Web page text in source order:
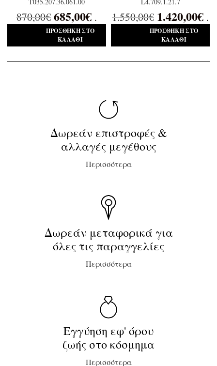
870,00€ 685,00€ .
ΠΡΟΣΘΉΚΗ ΣΤΟ
ΚΑΛΆΘΙ
1.550,00€ 1.420,00€ .
ΠΡΟΣΘΉΚΗ ΣΤΟ
ΚΑΛΆΘΙ
Δωρεάν επιστροφές &
αλλαγές μεγέθους
Περισσότερα
Δωρεάν μεταφορικά για
όλες τις παραγγελίες
Περισσότερα
Εγγύηση εφ' όρου
ζωής στο κόσμημα
Περισσότερα